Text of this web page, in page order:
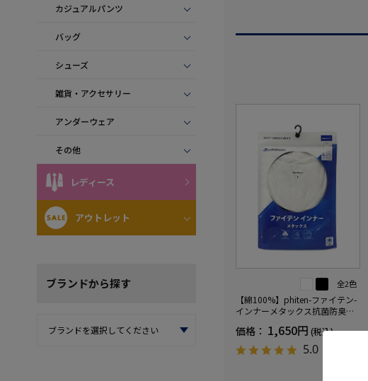
カジュアルパンツ
バッグ
シューズ
雑貨・アクセサリー
アンダーウェア
その他
レディース
アウトレット
ブランドから探す 全2色
【綿100%】phiten-ファイテン-
インナーメタックス抗菌防臭ア
価格： 1,650円 (税込)
5.0